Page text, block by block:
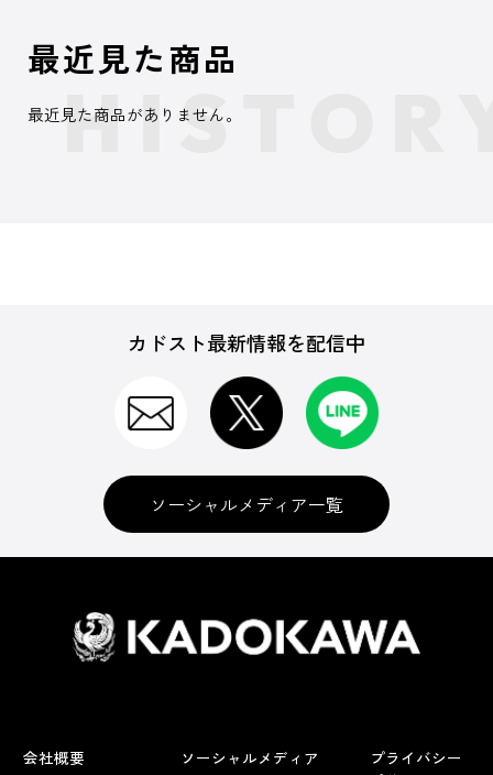
最近見た商品
最近見た商品がありません。
カドスト最新情報を配信中
ソーシャルメディア一覧
会社概要 ソーシャルメディア
プライバシー